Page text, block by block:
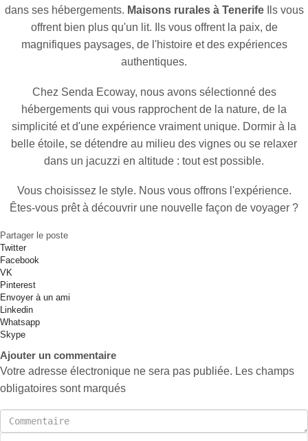
dans ses hébergements. Maisons rurales à TenerifeIls vous
offrent bien plus qu'un lit. Ils vous offrent la paix, de
magnifiques paysages, de l'histoire et des expériences
authentiques.
Chez Senda Ecoway, nous avons sélectionné des
hébergements qui vous rapprochent de la nature, de la
simplicité et d'une expérience vraiment unique. Dormir à la
belle étoile, se détendre au milieu des vignes ou se relaxer
dans un jacuzzi en altitude : tout est possible.
Vous choisissez le style. Nous vous offrons l'expérience.
Êtes-vous prêt à découvrir une nouvelle façon de voyager ?
Partager le poste
Twitter
Facebook
VK
Pinterest
Envoyer à un ami
Linkedin
Whatsapp
Skype
Ajouter un commentaire
Votre adresse électronique ne sera pas publiée. Les champs
obligatoires sont marqués